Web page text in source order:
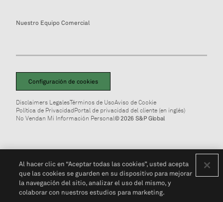
Nuestro Equipo Comercial
Configuración de cookies
Disclaimers LegalesTérminos de UsoAviso de Cookie
Política de PrivacidadPortal de privacidad del cliente (en inglés)
No Vendan Mi Información Personal© 2026 S&P Global
Al hacer clic en “Aceptar todas las cookies”, usted acepta
que las cookies se guarden en su dispositivo para mejorar
la navegación del sitio, analizar el uso del mismo, y
colaborar con nuestros estudios para marketing.